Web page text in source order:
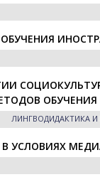
ОБУЧЕНИЯ
ОБУЧЕНИЯ
ЛИНГВОДИДАКТИКА
УСЛОВИЯХ